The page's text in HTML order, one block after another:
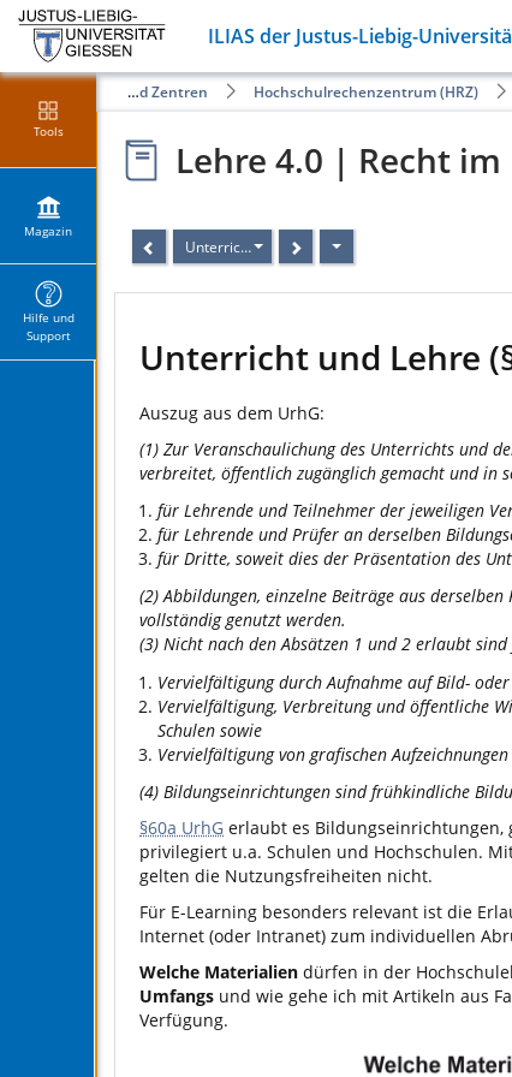
ILIAS der Justus-Liebig-
Tools
Magazin
Hilfe und
Support
Öffentliche Angebote der Fachbereiche und Zentren Hochschulrechenzentrum (HRZ)
Lehre 4.0 | Recht im
Unterricht und Lehre (§60a UrhG)
Unterricht und Lehre
Auszug aus dem UrhG:
(1) Zur Veranschaulichung des Unterrichts und
verbreitet, öffentlich zugänglich gemacht und in
für Lehrende und Teilnehmer der jeweiligen
für Lehrende und Prüfer an derselben
für Dritte, soweit dies der Präsentation des
(2) Abbildungen, einzelne Beiträge aus
vollständig genutzt werden.
(3) Nicht nach den Absätzen 1 und 2 erlaubt sind
Vervielfältigung durch Aufnahme auf Bild-
Vervielfältigung, Verbreitung und öffentliche
Schulen sowie
Vervielfältigung von grafischen
(4) Bildungseinrichtungen sind frühkindliche
§60a UrhG erlaubt es Bildungseinrichtungen,
privilegiert u.a. Schulen und Hochschulen.
gelten die Nutzungsfreiheiten nicht.
Für E-Learning besonders relevant ist die
Internet (oder Intranet) zum individuellen
Welche Materialien dürfen in der
Umfangs und wie gehe ich mit Artikeln aus
Verfügung.